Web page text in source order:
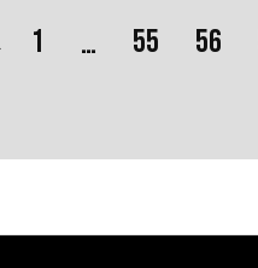
1 … 55 56